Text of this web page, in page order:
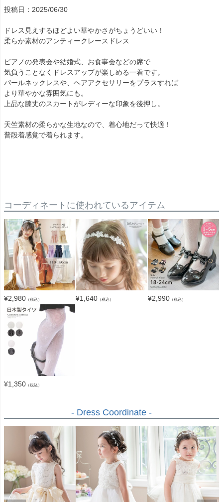
投稿日：2025/06/30
ドレス見えするほどよい華やかさがちょうどいい！
柔らか素材のアンティークレースドレス
ピアノの発表会や結婚式、お食事会などの席で
気負うことなくドレスアップが楽しめる一着です。
パールネックレスや、ヘアアクセサリーをプラスすれば
より華やかな雰囲気にも。
上品な膝丈のスカートがレディーな印象を後押し。
天竺素材の柔らかな生地なので、着心地だって快適！
普段着感覚で着られます。
コーディネートに使われているアイテム
¥2,980 （税込） ¥1,640 （税込） ¥2,990（税込）
¥1,350 （税込）
- Dress Coordinate -